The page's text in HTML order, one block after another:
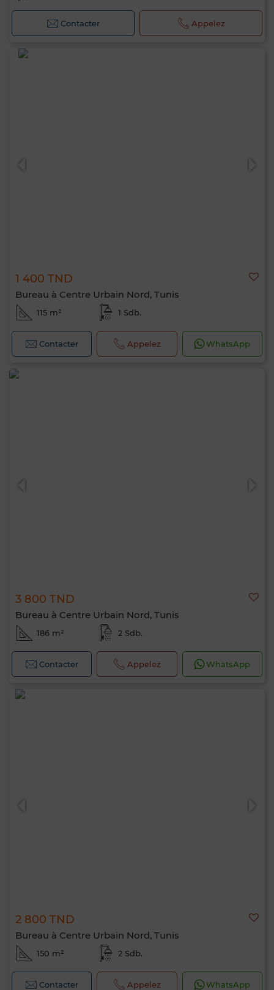
Contacter Appelez
1 400 TND
Bureau à Centre Urbain Nord, Tunis
115 m² 1 Sdb.
Contacter Appelez WhatsApp
3 800 TND
Bureau à Centre Urbain Nord, Tunis
186 m² 2 Sdb.
Contacter Appelez WhatsApp
2 800 TND
Bureau à Centre Urbain Nord, Tunis
150 m² 2 Sdb.
Contacter Appelez WhatsApp